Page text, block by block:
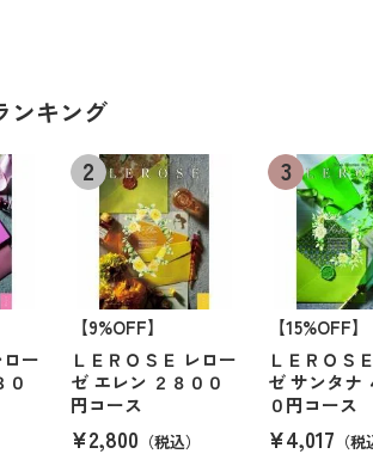
ンキング
ー
０
【9%OFF】
ＬＥＲＯＳＥ レロー
ゼ エレン ２８００
円コース
¥2,800 （税込）
【15%OFF】
ＬＥＲＯＳ
ゼ サンタナ
０円コース
¥4,017 （